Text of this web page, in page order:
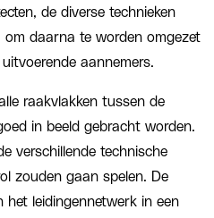
de diverse technieken
daarna te worden omgezet
aannemers.
raakvlakken tussen de
in beeld gebracht worden.
verschillende technische
zouden gaan spelen. De
leidingennetwerk in een